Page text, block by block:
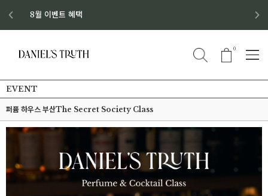
디스커버리 세트 No.1 출시
8월 이벤트 혜택
8월 증정품
신규회원 가입 혜택
0
EVENT
퍼퓸 하우스 부산The Secret Society Class